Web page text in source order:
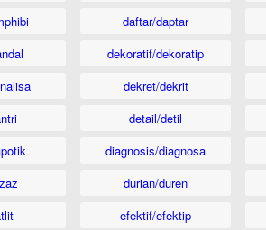
daftar/daptar
dekoratif/dekoratip
dekret/dekrit
detail/detil
diagnosis/diagnosa
durian/duren
efektif/efektip